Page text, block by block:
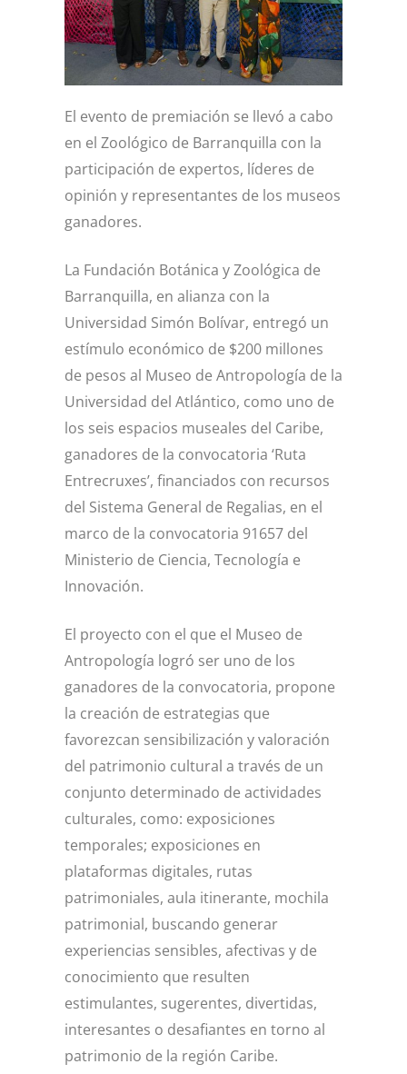
El evento de premiación se llevó a cabo
en el Zoológico de Barranquilla con la
participación de expertos, líderes de
opinión y representantes de los museos
ganadores.
La Fundación Botánica y Zoológica de
Barranquilla, en alianza con la
Universidad Simón Bolívar, entregó un
estímulo económico de $200 millones
de pesos al Museo de Antropología de la
Universidad del Atlántico, como uno de
los seis espacios museales del Caribe,
ganadores de la convocatoria ‘Ruta
Entrecruxes’, financiados con recursos
del Sistema General de Regalias, en el
marco de la convocatoria 91657 del
Ministerio de Ciencia, Tecnología e
Innovación.
El proyecto con el que el Museo de
Antropología logró ser uno de los
ganadores de la convocatoria, propone
la creación de estrategias que
favorezcan sensibilización y valoración
del patrimonio cultural a través de un
conjunto determinado de actividades
culturales, como: exposiciones
temporales; exposiciones en
plataformas digitales, rutas
patrimoniales, aula itinerante, mochila
patrimonial, buscando generar
experiencias sensibles, afectivas y de
conocimiento que resulten
estimulantes, sugerentes, divertidas,
interesantes o desafiantes en torno al
patrimonio de la región Caribe.